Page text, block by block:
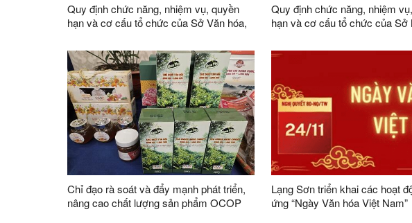
Quy định chức năng, nhiệm vụ, quyền
hạn và cơ cấu tổ chức của Sở Văn hóa,
Quy định chức năng, nhiệm
hạn và cơ cấu tổ chức của Sở
Chỉ đạo rà soát và đẩy mạnh phát triển,
nâng cao chất lượng sản phẩm OCOP
Lạng Sơn triển khai các hoạt
ứng “Ngày Văn hóa Việt Nam”